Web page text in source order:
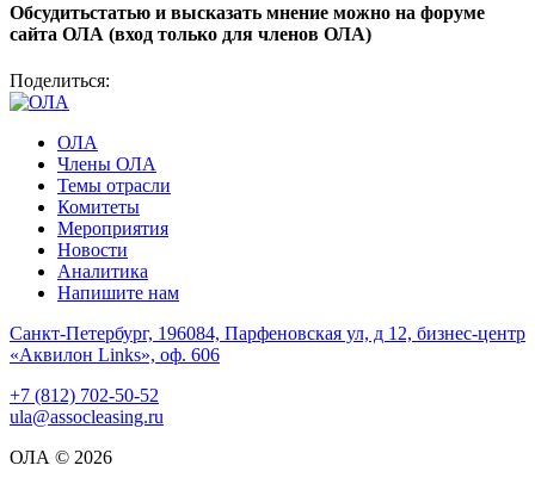
Обсудитьстатью и высказать мнение можно на форуме
сайта ОЛА (вход только для членов ОЛА)
Поделиться:
ОЛА
Члены ОЛА
Темы отрасли
Комитеты
Мероприятия
Новости
Аналитика
Напишите нам
Санкт-Петербург, 196084, Парфеновская ул, д 12, бизнес-центр
«Аквилон Links», оф. 606
+7 (812) 702-50-52
ula@assocleasing.ru
ОЛА © 2026